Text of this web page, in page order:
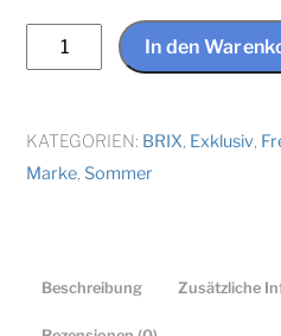
Eiswürfelbeutel
Ice
Easy®
10er
by
Schur
In den
KATEGORIEN: BRIX, Exklusiv,
Marke, Sommer
Beschreibung Zusätzliche